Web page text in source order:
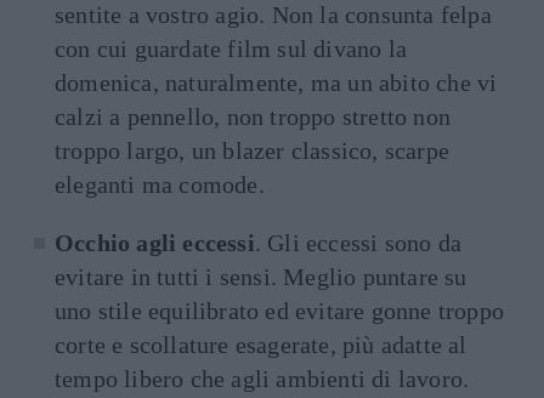
sentite a vostro agio. Non la consunta felpa
con cui guardate film sul divano la
domenica, naturalmente, ma un abito che vi
calzi a pennello, non troppo stretto non
troppo largo, un blazer classico, scarpe
eleganti ma comode.
Occhio agli eccessi. Gli eccessi sono da
evitare in tutti i sensi. Meglio puntare su
uno stile equilibrato ed evitare gonne troppo
corte e scollature esagerate, più adatte al
tempo libero che agli ambienti di lavoro.